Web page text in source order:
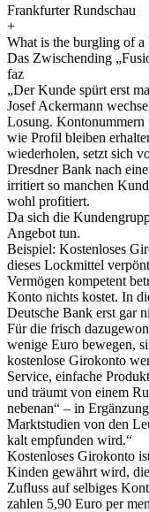
Frankfurter Rundschau
+
What is the burgling of
Das Zwischending
faz
„Der Kunde spürt erst
Josef Ackermann
Losung. Kontonummern
wie Profil bleiben
wiederholen, setzt sich
Dresdner Bank nach
irritiert so manchen
wohl profitiert.
Da sich die
Angebot tun.
Beispiel: Kostenloses
dieses Lockmittel
Vermögen kompetent
Konto nichts kostet. In
Deutsche Bank erst gar
Für die frisch
wenige Euro bewegen,
kostenlose Girokonto
Service, einfache
und träumt von einem
nebenan“ – in
Marktstudien von den
kalt empfunden wird.“
Kostenloses Girokonto
Kinden gewährt wird,
Zufluss auf selbiges
zahlen 5,90 Euro per